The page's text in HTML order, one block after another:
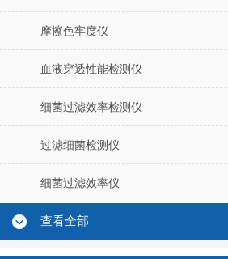
摩擦色牢度仪
血液穿透性能检测仪
细菌过滤效率检测仪
过滤细菌检测仪
细菌过滤效率仪
查看全部